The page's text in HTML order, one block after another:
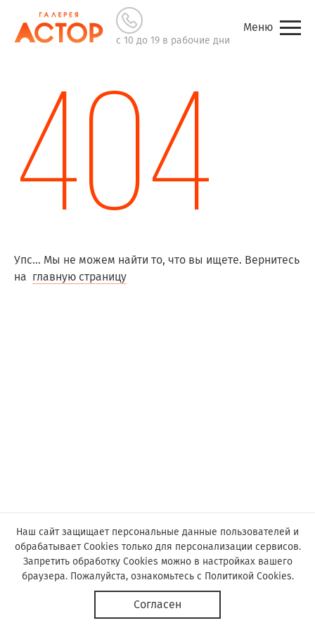
с 10 до 19 в рабочие дни
Меню
404
Упс... Мы не можем найти то, что вы ищете. Вернитесь
на главную страницу
Наш сайт защищает персональные данные пользователей и
обрабатывает Cookies только для персонализации сервисов.
Запретить обработку Cookies можно в настройках вашего
браузера. Пожалуйста, ознакомьтесь с Политикой Cookies.
Согласен